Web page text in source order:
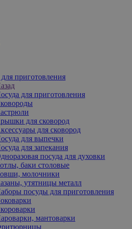
приготовления
для приготовления
для сковород
для сковород
для выпечки
для запекания
посуда для духовки
баки столовые
молочники
утятницы металл
посуды для приготовления
мантоварки